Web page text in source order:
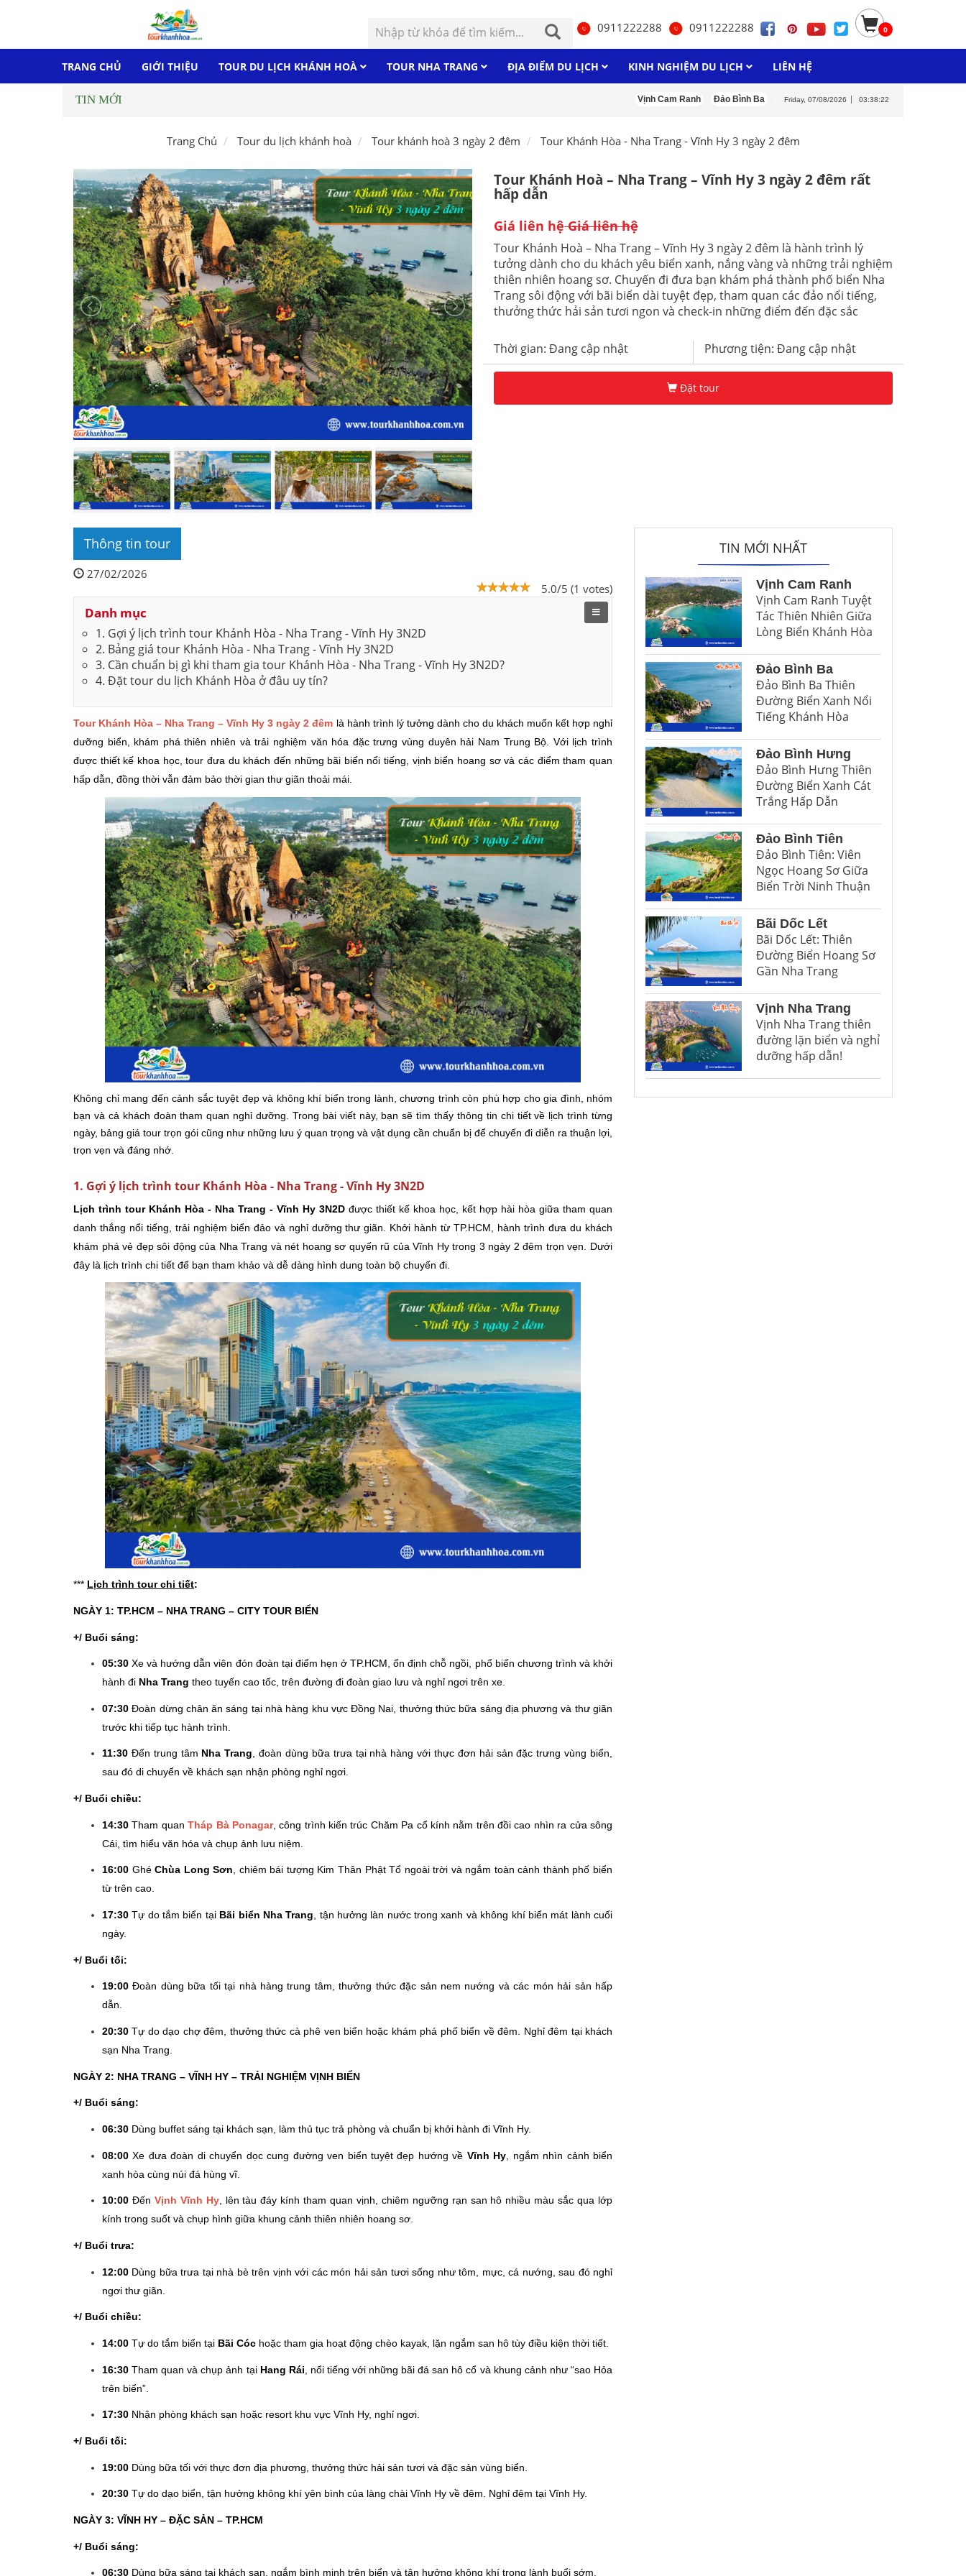
0911222288 0911222288 0
TRANG CHỦ GIỚI THIỆU TOUR DU LỊCH KHÁNH HOÀ TOUR NHA TRANG ĐỊA ĐIỂM DU LỊCH KINH NGHIỆM DU LỊCH LIÊN HỆ
TIN MỚI Vịnh Cam Ranh Đảo Bình Ba Đảo Bình Hưng Đảo Bình Tiên
Friday, 07/08/2026 03:38:23
Trang Chủ Tour du lịch khánh hoà Tour khánh hoà 3 ngày 2 đêm Tour Khánh Hòa - Nha Trang - Vĩnh Hy 3 ngày 2 đêm
Tour Khánh Hoà – Nha Trang – Vĩnh Hy 3 ngày 2 đêm rất
hấp dẫn
Giá liên hệGiá liên hệ
Tour Khánh Hoà – Nha Trang – Vĩnh Hy 3 ngày 2 đêm là hành trình lý
tưởng dành cho du khách yêu biển xanh, nắng vàng và những trải nghiệm
thiên nhiên hoang sơ. Chuyến đi đưa bạn khám phá thành phố biển Nha
Trang sôi động với bãi biển dài tuyệt đẹp, tham quan các đảo nổi tiếng,
thưởng thức hải sản tươi ngon và check-in những điểm đến đặc sắc
Thời gian: Đang cập nhật Phương tiện: Đang cập nhật
Đặt tour
Thông tin tour
27/02/2026
5.0/5 (1 votes)
Danh mục
1. Gợi ý lịch trình tour Khánh Hòa - Nha Trang - Vĩnh Hy 3N2D
2. Bảng giá tour Khánh Hòa - Nha Trang - Vĩnh Hy 3N2D
3. Cần chuẩn bị gì khi tham gia tour Khánh Hòa - Nha Trang - Vĩnh Hy 3N2D?
4. Đặt tour du lịch Khánh Hòa ở đâu uy tín?
Tour Khánh Hòa – Nha Trang – Vĩnh Hy 3 ngày 2 đêm là hành trình lý tưởng dành cho du khách muốn kết hợp nghỉ
dưỡng biển, khám phá thiên nhiên và trải nghiệm văn hóa đặc trưng vùng duyên hải Nam Trung Bộ. Với lịch trình
được thiết kế khoa học, tour đưa du khách đến những bãi biển nổi tiếng, vịnh biển hoang sơ và các điểm tham quan
hấp dẫn, đồng thời vẫn đảm bảo thời gian thư giãn thoải mái.
Không chỉ mang đến cảnh sắc tuyệt đẹp và không khí biển trong lành, chương trình còn phù hợp cho gia đình, nhóm
bạn và cả khách đoàn tham quan nghỉ dưỡng. Trong bài viết này, bạn sẽ tìm thấy thông tin chi tiết về lịch trình từng
ngày, bảng giá tour trọn gói cũng như những lưu ý quan trọng và vật dụng cần chuẩn bị để chuyến đi diễn ra thuận lợi,
trọn vẹn và đáng nhớ.
1. Gợi ý lịch trình tour Khánh Hòa - Nha Trang - Vĩnh Hy 3N2D
Lịch trình tour Khánh Hòa - Nha Trang - Vĩnh Hy 3N2D được thiết kế khoa học, kết hợp hài hòa giữa tham quan
danh thắng nổi tiếng, trải nghiệm biển đảo và nghỉ dưỡng thư giãn. Khởi hành từ TP.HCM, hành trình đưa du khách
khám phá vẻ đẹp sôi động của Nha Trang và nét hoang sơ quyến rũ của Vĩnh Hy trong 3 ngày 2 đêm trọn vẹn. Dưới
đây là lịch trình chi tiết để bạn tham khảo và dễ dàng hình dung toàn bộ chuyến đi.
*** Lịch trình tour chi tiết:
NGÀY 1: TP.HCM – NHA TRANG – CITY TOUR BIỂN
+/ Buổi sáng:
05:30 Xe và hướng dẫn viên đón đoàn tại điểm hẹn ở TP.HCM, ổn định chỗ ngồi, phổ biến chương trình và khởi
hành đi Nha Trang theo tuyến cao tốc, trên đường đi đoàn giao lưu và nghỉ ngơi trên xe.
07:30 Đoàn dừng chân ăn sáng tại nhà hàng khu vực Đồng Nai, thưởng thức bữa sáng địa phương và thư giãn
trước khi tiếp tục hành trình.
11:30 Đến trung tâm Nha Trang, đoàn dùng bữa trưa tại nhà hàng với thực đơn hải sản đặc trưng vùng biển,
sau đó di chuyển về khách sạn nhận phòng nghỉ ngơi.
+/ Buổi chiều:
14:30 Tham quanTháp Bà Ponagar, công trình kiến trúc Chăm Pa cổ kính nằm trên đồi cao nhìn ra cửa sông
Cái, tìm hiểu văn hóa và chụp ảnh lưu niệm.
16:00 GhéChùa Long Sơn, chiêm bái tượng Kim Thân Phật Tổ ngoài trời và ngắm toàn cảnh thành phố biển
từ trên cao.
17:30 Tự do tắm biển tại Bãi biển Nha Trang , tận hưởng làn nước trong xanh và không khí biển mát lành cuối
ngày.
+/ Buổi tối:
19:00 Đoàn dùng bữa tối tại nhà hàng trung tâm, thưởng thức đặc sản nem nướng và các món hải sản hấp
dẫn.
20:30 Tự do dạo chợ đêm, thưởng thức cà phê ven biển hoặc khám phá phố biển về đêm. Nghỉ đêm tại khách
sạn Nha Trang.
NGÀY 2: NHA TRANG – VĨNH HY – TRẢI NGHIỆM VỊNH BIỂN
+/ Buổi sáng:
06:30 Dùng buffet sáng tại khách sạn, làm thủ tục trả phòng và chuẩn bị khởi hành đi Vĩnh Hy.
08:00 Xe đưa đoàn di chuyển dọc cung đường ven biển tuyệt đẹp hướng về Vĩnh Hy , ngắm nhìn cảnh biển
xanh hòa cùng núi đá hùng vĩ.
10:00 Đến Vịnh Vĩnh Hy, lên tàu đáy kính tham quan vịnh, chiêm ngưỡng rạn san hô nhiều màu sắc qua lớp
kính trong suốt và chụp hình giữa khung cảnh thiên nhiên hoang sơ.
+/ Buổi trưa:
12:00 Dùng bữa trưa tại nhà bè trên vịnh với các món hải sản tươi sống như tôm, mực, cá nướng, sau đó nghỉ
ngơi thư giãn.
+/ Buổi chiều:
14:00 Tự do tắm biển tại Bãi Cóc hoặc tham gia hoạt động chèo kayak, lặn ngắm san hô tùy điều kiện thời tiết.
16:30 Tham quan và chụp ảnh tại Hang Rái , nổi tiếng với những bãi đá san hô cổ và khung cảnh như “sao Hỏa
trên biển”.
17:30 Nhận phòng khách sạn hoặc resort khu vực Vĩnh Hy, nghỉ ngơi.
+/ Buổi tối:
19:00 Dùng bữa tối với thực đơn địa phương, thưởng thức hải sản tươi và đặc sản vùng biển.
20:30 Tự do dạo biển, tận hưởng không khí yên bình của làng chài Vĩnh Hy về đêm. Nghỉ đêm tại Vĩnh Hy.
NGÀY 3: VĨNH HY – ĐẶC SẢN – TP.HCM
+/ Buổi sáng:
06:30 Dùng bữa sáng tại khách sạn, ngắm bình minh trên biển và tận hưởng không khí trong lành buổi sớm.
TIN MỚI NHẤT
Vịnh Cam Ranh
Vịnh Cam Ranh Tuyệt
Tác Thiên Nhiên Giữa
Lòng Biển Khánh Hòa
Đảo Bình Ba
Đảo Bình Ba Thiên
Đường Biển Xanh Nổi
Tiếng Khánh Hòa
Đảo Bình Hưng
Đảo Bình Hưng Thiên
Đường Biển Xanh Cát
Trắng Hấp Dẫn
Đảo Bình Tiên
Đảo Bình Tiên: Viên
Ngọc Hoang Sơ Giữa
Biển Trời Ninh Thuận
Bãi Dốc Lết
Bãi Dốc Lết: Thiên
Đường Biển Hoang Sơ
Gần Nha Trang
Vịnh Nha Trang
Vịnh Nha Trang thiên
đường lặn biển và nghỉ
dưỡng hấp dẫn!